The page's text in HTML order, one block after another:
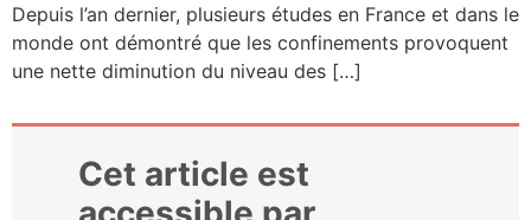
Depuis l’an der­nier, plu­sieurs études en France et dans le
monde ont démon­tré que les confi­ne­ments pro­voquent
une nette dimi­nu­tion du niveau des […]
Cet article est